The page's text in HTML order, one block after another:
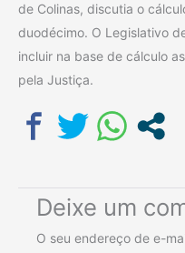
de Colinas, discutia o
duodécimo. O Legislativo
incluir na base de cálculo
pela Justiça.
Deixe um
O seu endereço de e-